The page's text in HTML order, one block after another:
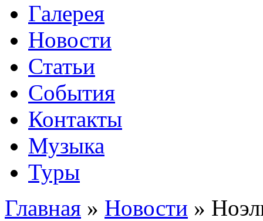
Галерея
Новости
Статьи
События
Контакты
Музыка
Туры
Главная » Новости »